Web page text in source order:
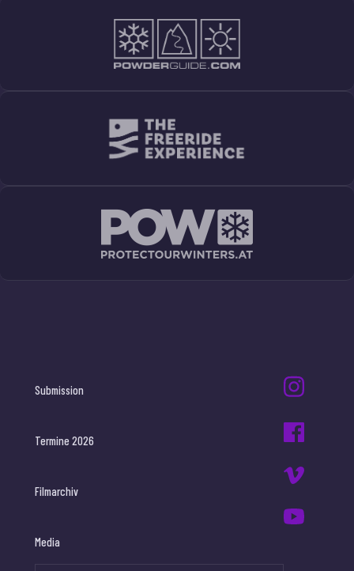
Submission
Termine 2026
Filmarchiv
Media